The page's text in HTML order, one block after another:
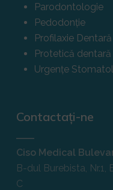
Parodontologie
Pedodonție
Profilaxie Dentară
Protetică dentară
Urgențe
Contactați-ne
Ciso Medical
B-dul Burebista, Nr.1,
C